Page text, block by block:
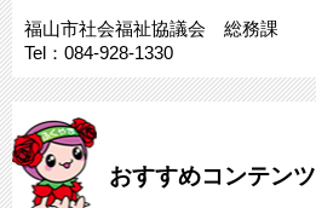
福山市社会福祉協議会 総務課
Tel：084-928-1330
おすすめコンテンツ